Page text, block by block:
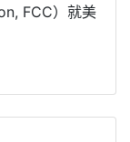
FCC）就美